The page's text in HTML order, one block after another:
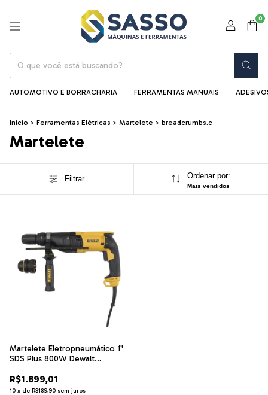
0
AUTOMOTIVO E BORRACHARIA FERRAMENTAS MANUAIS
Início > Ferramentas Elétricas > Martelete > breadcrumbs.c
Martelete
Filtrar Ordenar por:
Mais vendidos
Martelete Eletropneumático 1"
SDS Plus 800W Dewalt
R$1.899,01
10 x de R$189,90 sem juros